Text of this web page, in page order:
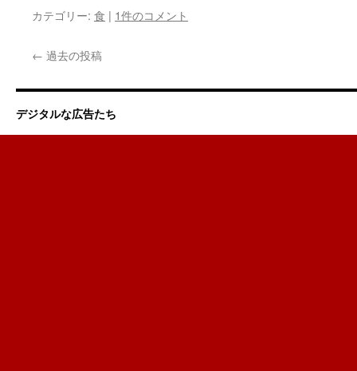
カテゴリー: 食 | 1件のコメント
← 過去の投稿
デジタルな広告たち